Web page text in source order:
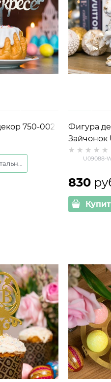
750-002
Фигура
Зайчонок
золотом
U09088-
830